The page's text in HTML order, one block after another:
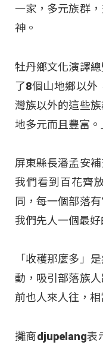
一家，多元族群
神。
牡丹鄉文化演譯
了8個山地鄉以外
灣族以外的這些
地多元而且豐富。
屏東縣長潘孟安
我們看到百花齊
同，每一個部落
我們先人一個最好
「收穫那麼多」
動，吸引部落族
前也人來人往，相
攤商djupelang表